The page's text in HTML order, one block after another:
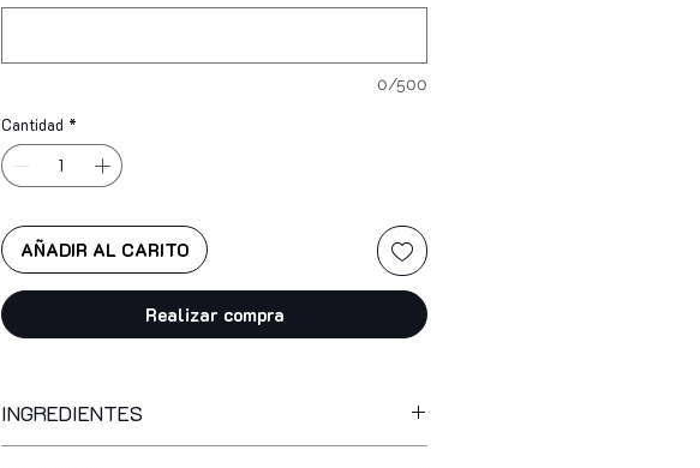
0/500
Cantidad *
AÑADIR AL CARITO
Realizar compra
INGREDIENTES